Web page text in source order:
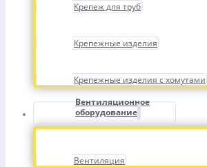
Крепеж для труб
Крепежные изделия
Крепежные изделия с хомутами
Вентиляционное
оборудование
Вентиляция